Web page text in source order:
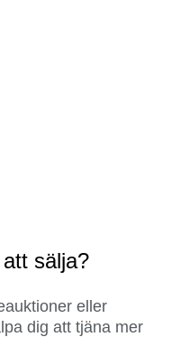
sälja?
eller
dig att tjäna mer